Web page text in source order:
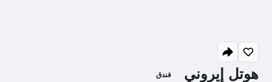
هوتل إيروني فندق